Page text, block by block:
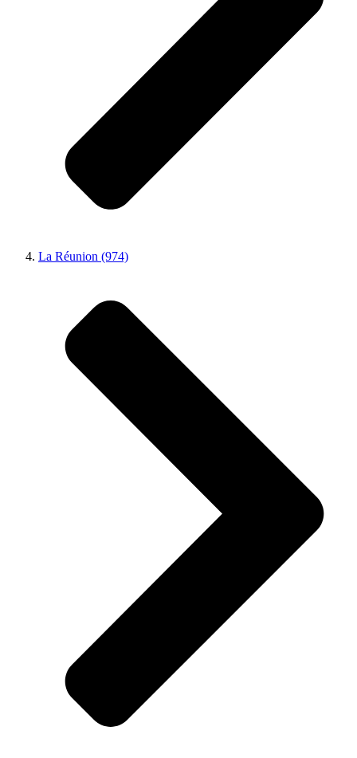
La Réunion (974)